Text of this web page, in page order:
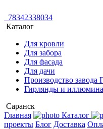
78342338034
Каталог
Для кровли
Для забора
Для фасада
Для дачи
Производство завода
Гирлянды и
Саранск
Главная
Каталог
проекты Блог Доставка